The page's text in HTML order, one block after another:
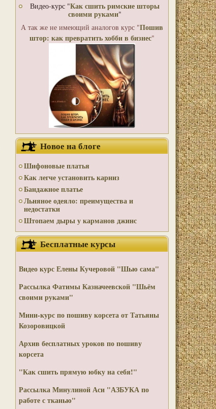
Видео-курс "Как сшить римские шторы
своими руками"
А так же не имеющий аналогов курс "Пошив
штор: как превратить хобби в бизнес"
Новое на блоге
Шифоновые платья
Как легче установить карниз
Бандажное платье
Льняное одеяло: преимущества и
недостатки
Штопаем дыры у карманов джинс
Бесплатные курсы
Видео курсЕлены Кучеровой "Шью сама"
Рассылка Фатимы Казначеевской "Шьём
своими руками"
Мини-курс по пошиву корсета от Татьяны
Козоровицкой
Архив бесплатных уроков по пошиву
корсета
"Как сшить прямую юбку на себя!"
Рассылка Минулиной Аси "АЗБУКА по
работе с тканью"